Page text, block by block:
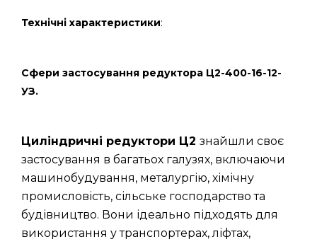
Технічні характеристики:
Сфери застосування редуктора Ц2-400-16-12-
УЗ.
Циліндричні редуктори Ц2 знайшли своє
застосування в багатьох галузях, включаючи
машинобудування, металургію, хімічну
промисловість, сільське господарство та
будівництво. Вони ідеально підходять для
використання у транспортерах, ліфтах,